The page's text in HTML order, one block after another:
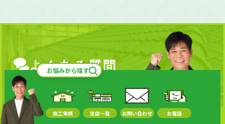
よくある質問
よくある質問をみる
お悩みから探
施工実績 支店一覧 お問い合わせ お電話